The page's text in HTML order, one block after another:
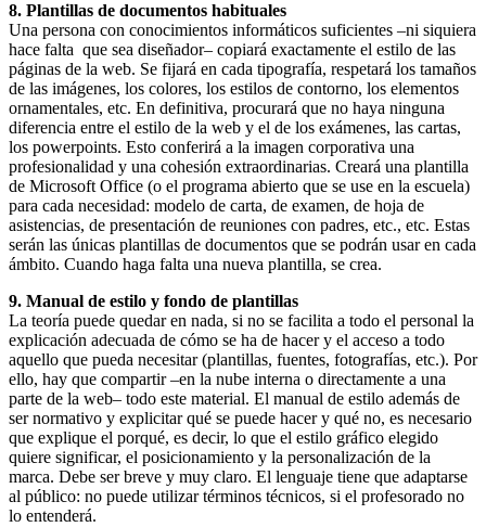
8. Plantillas de documentos habituales
Una persona con conocimientos informáticos suficientes –ni siquiera
hace falta que sea diseñador– copiará exactamente el estilo de las
páginas de la web. Se fijará en cada tipografía, respetará los tamaños
de las imágenes, los colores, los estilos de contorno, los elementos
ornamentales, etc. En definitiva, procurará que no haya ninguna
diferencia entre el estilo de la web y el de los exámenes, las cartas,
los powerpoints. Esto conferirá a la imagen corporativa una
profesionalidad y una cohesión extraordinarias. Creará una plantilla
de Microsoft Office (o el programa abierto que se use en la escuela)
para cada necesidad: modelo de carta, de examen, de hoja de
asistencias, de presentación de reuniones con padres, etc., etc. Estas
serán las únicas plantillas de documentos que se podrán usar en cada
ámbito. Cuando haga falta una nueva plantilla, se crea.
9. Manual de estilo y fondo de plantillas
La teoría puede quedar en nada, si no se facilita a todo el personal la
explicación adecuada de cómo se ha de hacer y el acceso a todo
aquello que pueda necesitar (plantillas, fuentes, fotografías, etc.). Por
ello, hay que compartir –en la nube interna o directamente a una
parte de la web– todo este material. El manual de estilo además de
ser normativo y explicitar qué se puede hacer y qué no, es necesario
que explique el porqué, es decir, lo que el estilo gráfico elegido
quiere significar, el posicionamiento y la personalización de la
marca. Debe ser breve y muy claro. El lenguaje tiene que adaptarse
al público: no puede utilizar términos técnicos, si el profesorado no
lo entenderá.